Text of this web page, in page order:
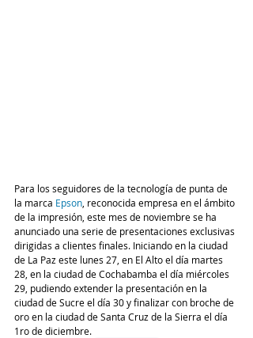
Para los seguidores de la tecnología de punta de
la marca Epson , reconocida empresa en el ámbito
de la impresión, este mes de noviembre se ha
anunciado una serie de presentaciones exclusivas
dirigidas a clientes finales. Iniciando en la ciudad
de La Paz este lunes 27, en El Alto el día martes
28, en la ciudad de Cochabamba el día miércoles
29, pudiendo extender la presentación en la
ciudad de Sucre el día 30 y finalizar con broche de
oro en la ciudad de Santa Cruz de la Sierra el día
1ro de diciembre.